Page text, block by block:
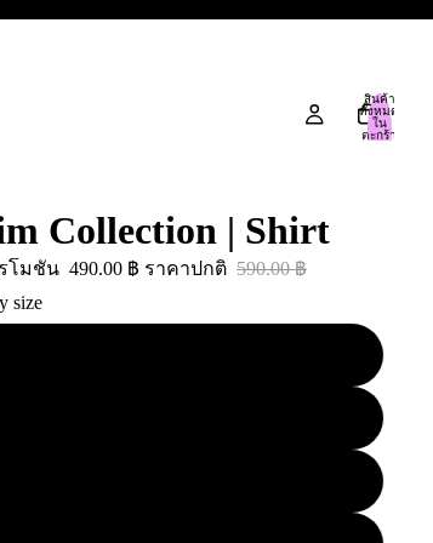
สินค้า
ทั้งหมด
ใน
ตะกร้า
Collection | Shirt
โมชัน 490.00 ฿ ราคาปกติ 590.00 ฿
size